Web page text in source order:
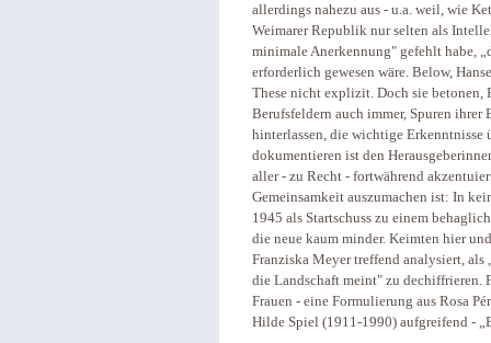
allerdings nahezu aus - u.a. weil, wie
Weimarer Republik nur selten als
minimale Anerkennung" gefehlt habe,
erforderlich gewesen wäre. Below,
These nicht explizit. Doch sie betonen,
Berufsfeldern auch immer, Spuren
hinterlassen, die wichtige
dokumentieren ist den
aller - zu Recht - fortwährend
Gemeinsamkeit auszumachen ist: In
1945 als Startschuss zu einem
die neue kaum minder. Keimten hier
Franziska Meyer treffend analysiert, als
die Landschaft meint" zu dechiffrieren.
Frauen - eine Formulierung aus Rosa
Hilde Spiel (1911-1990) aufgreifend -